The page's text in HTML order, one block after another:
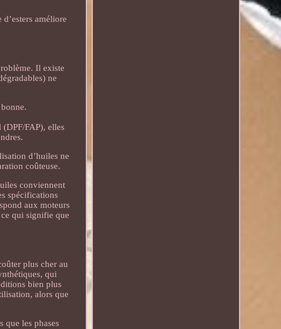
améliore
Il existe
ne
FAP), elles
d’huiles ne
coûteuse.
conviennent
spécifications
aux moteurs
ce qui signifie que
plus cher au
qui
bien plus
alors que
que les phases